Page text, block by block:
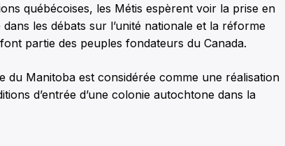
québécoises, les Métis espèrent voir la prise en
les débats sur l’unité nationale et la réforme
partie des peuples fondateurs du Canada.
du Manitoba est considérée comme une réalisation
d’entrée d’une colonie autochtone dans la